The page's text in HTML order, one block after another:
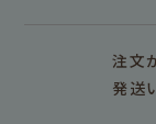
雑貨類
その他注文
発送